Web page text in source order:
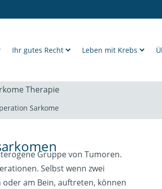
Ihr gutes Recht Leben mit Krebs
Sarkome
Gruppe von Tumoren.
Selbst wenn zwei
am Bein, auftreten, können